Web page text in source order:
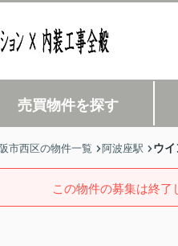
売買物件を探す
市西区の物件一覧 阿波座駅 ウ
この物件の募集は終了